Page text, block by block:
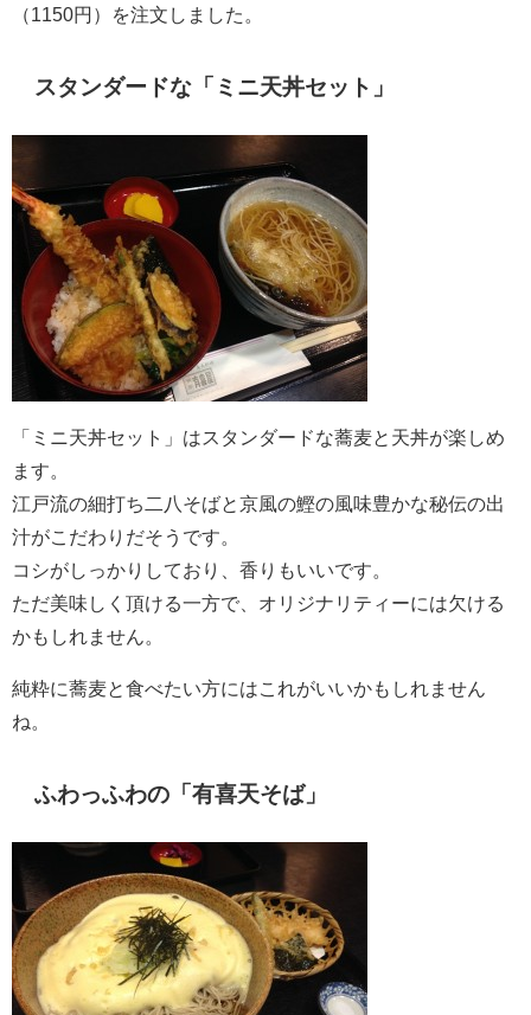
（1150円）を注文しました。
スタンダードな「ミニ天丼セット」
「ミニ天丼セット」はスタンダードな蕎麦と天丼が楽しめ
ます。
江戸流の細打ち二八そばと京風の鰹の風味豊かな秘伝の出
汁がこだわりだそうです。
コシがしっかりしており、香りもいいです。
ただ美味しく頂ける一方で、オリジナリティーには欠ける
かもしれません。
純粋に蕎麦と食べたい方にはこれがいいかもしれません
ね。
ふわっふわの「有喜天そば」